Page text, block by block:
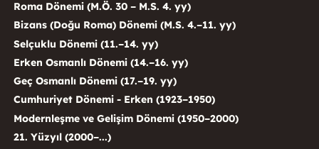
Roma Dönemi (M.Ö. 30 – M.S. 4. yy)
Bizans (Doğu Roma) Dönemi (M.S. 4.–11. yy)
Selçuklu Dönemi (11.–14. yy)
Erken Osmanlı Dönemi (14.–16. yy)
Geç Osmanlı Dönemi (17.–19. yy)
Cumhuriyet Dönemi - Erken (1923–1950)
Modernleşme ve Gelişim Dönemi (1950–2000)
21. Yüzyıl (2000–...)